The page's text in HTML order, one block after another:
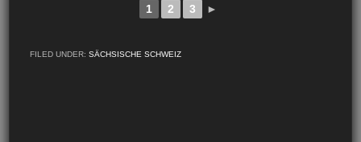
1 2 3 ►
FILED UNDER:SÄCHSISCHE SCHWEIZ